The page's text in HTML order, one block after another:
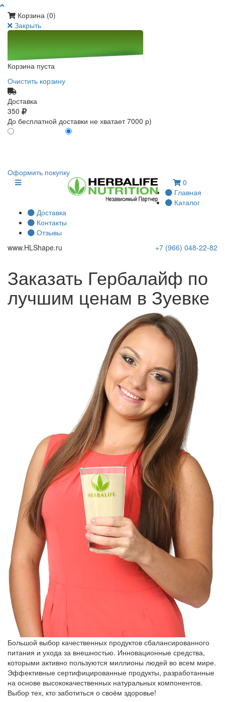
Корзина (0)
Закрыть
Корзина пуста
Очистить корзину
Доставка
350
До бесплатной доставки не хватает 7000 р)
Оформить покупку
0
Главная
Каталог
Доставка
Контакты
Отзывы
www.HLShape.ru +7 (966) 048-22-82
Заказать Гербалайф по
лучшим ценам в Зуевке
Большой выбор качественных продуктов сбалансированного
питания и ухода за внешностью. Инновационные средства,
которыми активно пользуются миллионы людей во всем мире.
Эффективные сертифицированные продукты, разработанные
на основе высококачественных натуральных компонентов.
Выбор тех, кто заботиться о своём здоровье!